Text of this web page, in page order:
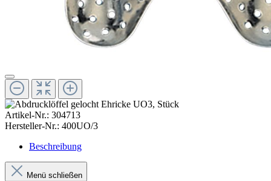
Artikel-Nr.: 304713
Hersteller-Nr.: 400UO/3
Beschreibung
Menü schließen